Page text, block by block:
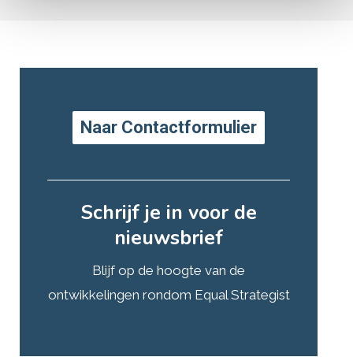
Naar Contactformulier
Schrijf je in voor de
nieuwsbrief
Blijf op de hoogte van de
ontwikkelingen rondom Equal Strategist